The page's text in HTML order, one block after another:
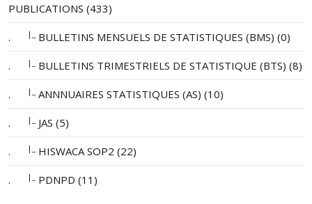
PUBLICATIONS (433)
. |_ BULLETINS MENSUELS DE STATISTIQUES (BMS) (0)
. |_ BULLETINS TRIMESTRIELS DE STATISTIQUE (BTS) (8)
. |_ ANNNUAIRES STATISTIQUES (AS) (10)
. |_ JAS (5)
. |_ HISWACA SOP2 (22)
. |_ PDNPD (11)